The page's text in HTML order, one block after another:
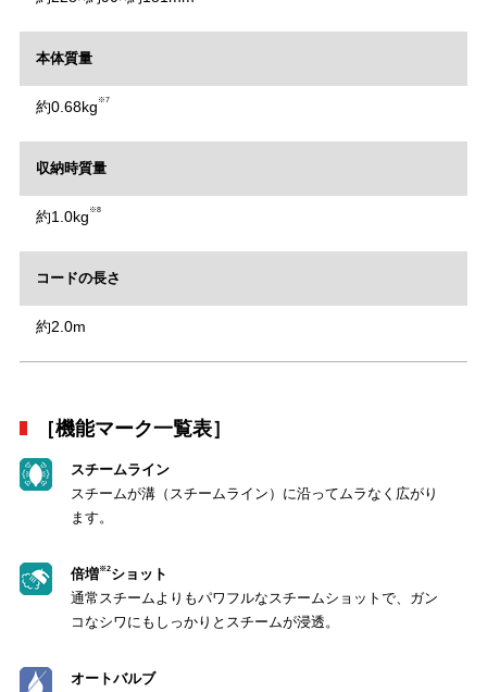
本体質量
約0.68kg ※7
収納時質量
約1.0kg ※8
コードの長さ
約2.0m
［機能マーク一覧表］
スチームライン
スチームが溝（スチームライン）に沿ってムラなく広がり
ます。
倍増※2ショット
通常スチームよりもパワフルなスチームショットで、ガン
コなシワにもしっかりとスチームが浸透。
オートバルブ